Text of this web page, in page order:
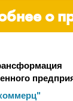
о